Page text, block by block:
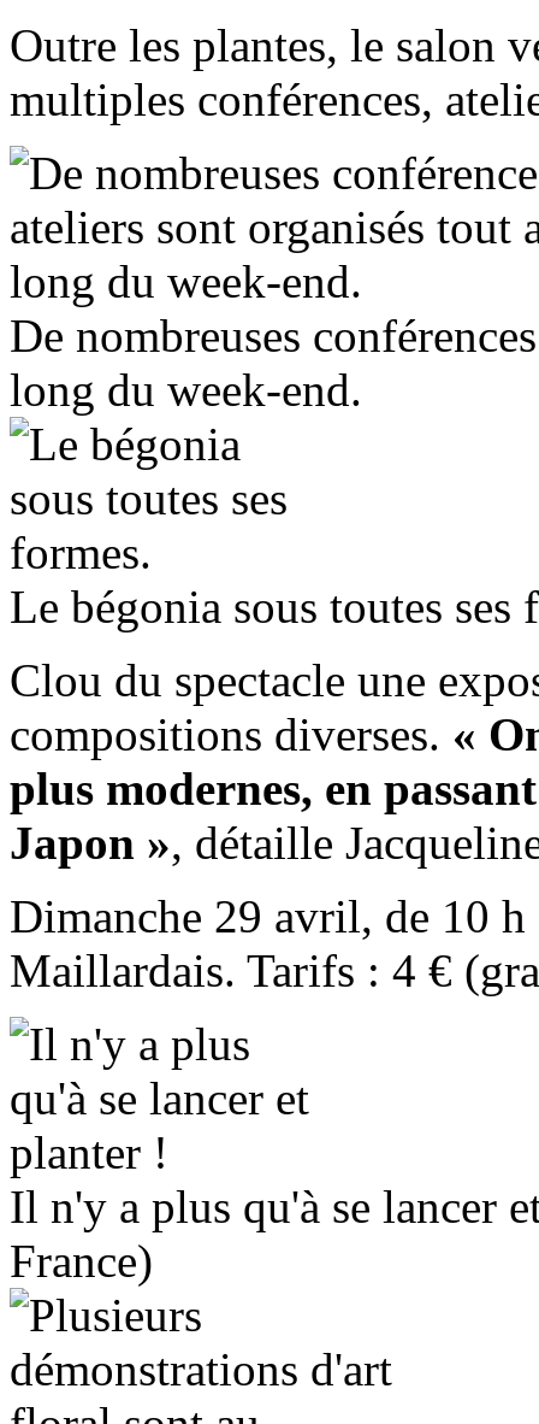
Outre les plantes, le salon
multiples conférences,
De nombreuses
long du week-end.
Le bégonia sous toutes ses
Clou du spectacle une
compositions diverses. «
plus modernes, en
Japon », détaille
Dimanche 29 avril, de 10 h
Maillardais. Tarifs : 4 €
Il n'y a plus qu'à se lancer
France)